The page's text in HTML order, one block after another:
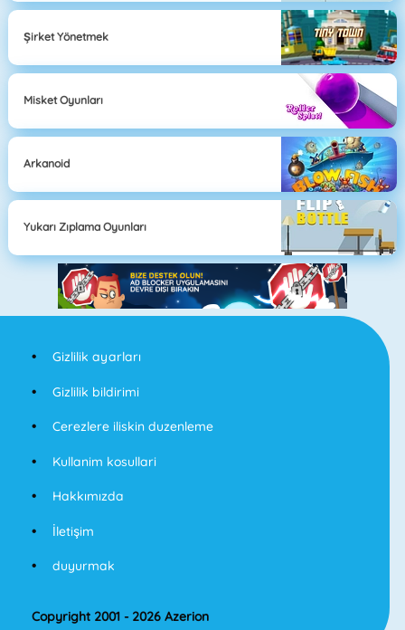
Şirket Yönetmek
Misket Oyunları
Arkanoid
Yukarı Zıplama Oyunları
Gizlilik ayarları
Gizlilik bildirimi
Cerezlere iliskin duzenleme
Kullanim kosullari
Hakkımızda
İletişim
duyurmak
Copyright 2001 - 2026 Azerion